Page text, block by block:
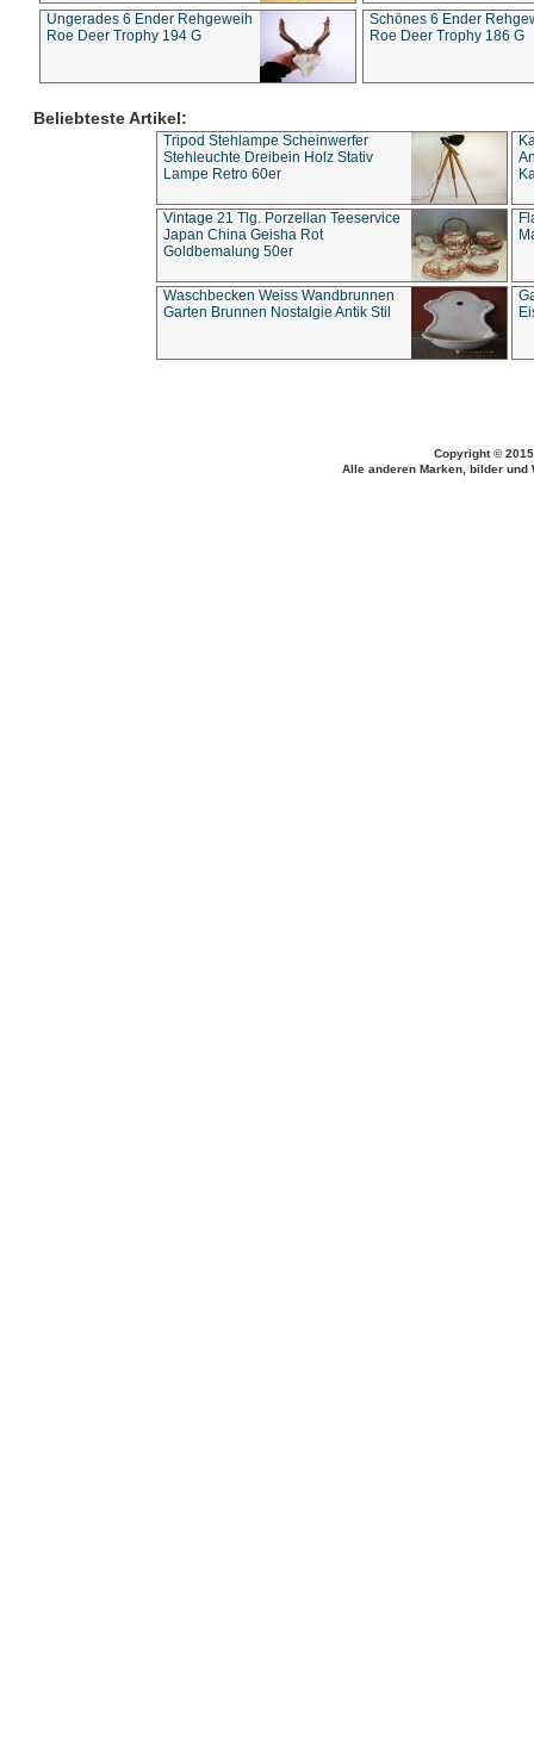
Ungerades 6 Ender Rehgeweih
Roe Deer Trophy 194 G
Schönes 6 Ender
Roe Deer Trophy 186 G
Beliebteste Artikel:
Tripod Stehlampe Scheinwerfer
Stehleuchte Dreibein Holz Stativ
Lampe Retro 60er
Vintage 21 Tlg. Porzellan Teeservice
Japan China Geisha Rot
Goldbemalung 50er
Waschbecken Weiss Wandbrunnen
Garten Brunnen Nostalgie Antik Stil
Copyright ©
Alle anderen Marken, bilder und